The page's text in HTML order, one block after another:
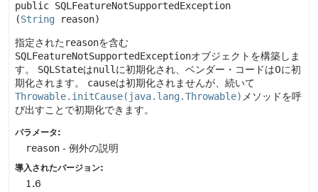
public SQLFeatureNotSupportedException
(String reason)
指定された reasonを含む
SQLFeatureNotSupportedExceptionオブジェクトを構築しま
す。
SQLStateはnull に初期化され、ベンダー・コードは0に初
期化されます。
causeは初期化されませんが、続いて
Throwable.initCause(java.lang.Throwable) メソッドを呼
び出すことで初期化できます。
パラメータ:
reason - 例外の説明
導入されたバージョン:
1.6